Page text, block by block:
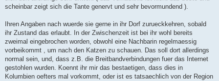
scheinbar zeigt sich die Tante genervt und sehr bevormundend ).
Ihren Angaben nach wuerde sie gerne in ihr Dorf zurueckkehren, sobald
ihr Zustand das erlaubt. In der Zwischenzeit ist bei ihr wohl bereits
zweimal eingebrochen worden, obwohl eine Nachbarin regelmaessig
vorbeikommt , um nach den Katzen zu schauen. Das soll dort allerdings
normal sein, und, dass z.B. die Breitbandverbindungen fuer das Internet
gestohlen wurden. Koennt ihr mir das bestaetigen, dass dies in
Kolumbien oefters mal vorkommt, oder ist es tatsaechlich von der Region